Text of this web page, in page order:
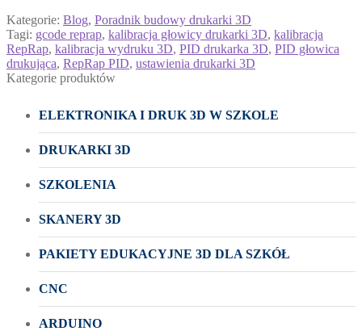
Kategorie: Blog, Poradnik budowy drukarki 3D
Tagi: gcode reprap, kalibracja głowicy drukarki 3D, kalibracja
RepRap, kalibracja wydruku 3D, PID drukarka 3D, PID głowica
drukująca, RepRap PID, ustawienia drukarki 3D
Kategorie produktów
ELEKTRONIKA I DRUK 3D W SZKOLE
DRUKARKI 3D
SZKOLENIA
SKANERY 3D
PAKIETY EDUKACYJNE 3D DLA SZKÓŁ
CNC
ARDUINO